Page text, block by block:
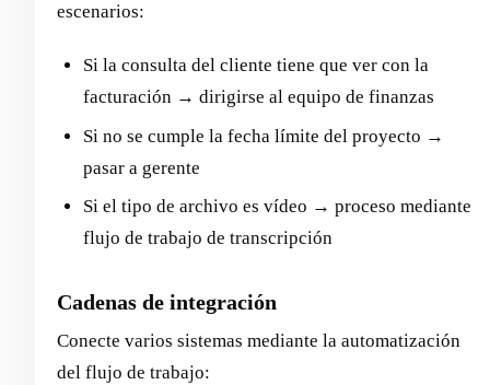
escenarios:
Si la consulta del cliente tiene que ver con la
facturación → dirigirse al equipo de finanzas
Si no se cumple la fecha límite del proyecto →
pasar a gerente
Si el tipo de archivo es vídeo → proceso mediante
flujo de trabajo de transcripción
Cadenas de integración
Conecte varios sistemas mediante la automatización
del flujo de trabajo: